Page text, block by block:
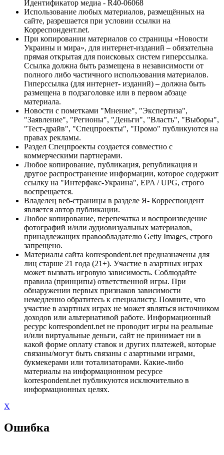
Идентификатор медиа - R40-06068
Использование любых материалов, размещённых на
сайте, разрешается при условии ссылки на
Корреспондент.net.
При копировании материалов со страницы «Новости
Украины и мира», для интернет-изданий – обязательна
прямая открытая для поисковых систем гиперссылка.
Ссылка должна быть размещена в независимости от
полного либо частичного использования материалов.
Гиперссылка (для интернет- изданий) – должна быть
размещена в подзаголовке или в первом абзаце
материала.
Новости с пометками "Мнение", "Экспертиза",
"Заявление", "Регионы", "Деньги", "Власть", "Выборы",
"Тест-драйв", "Спецпроекты", "Промо" публикуются на
правах рекламы.
Раздел Спецпроекты создается совместно с
коммерческими партнерами.
Любое копирование, публикация, републикация и
другое распространение информации, которое содержит
ссылку на "Интерфакс-Украина", EPA / UPG, строго
воспрещается.
Владелец веб-страницы в разделе Я- Корреспондент
является автор публикации.
Любое копирование, перепечатка и воспроизведение
фотографий и/или аудиовизуальных материалов,
принадлежащих правообладателю Getty Images, строго
запрещено.
Материалы сайта korrespondent.net предназначены для
лиц старше 21 года (21+). Участие в азартных играх
может вызвать игровую зависимость. Соблюдайте
правила (принципы) ответственной игры. При
обнаружении первых признаков зависимости
немедленно обратитесь к специалисту. Помните, что
участие в азартных играх не может являться источником
доходов или альтернативой работе. Информационный
ресурс korrespondent.net не проводит игры на реальные
и/или виртуальные деньги, сайт не принимает ни в
какой форме оплату ставок и других платежей, которые
связаны/могут быть связаны с азартными играми,
букмекерами или тотализаторами. Какие-либо
материалы на информационном ресурсе
korrespondent.net публикуются исключительно в
информационных целях.
X
Ошибка